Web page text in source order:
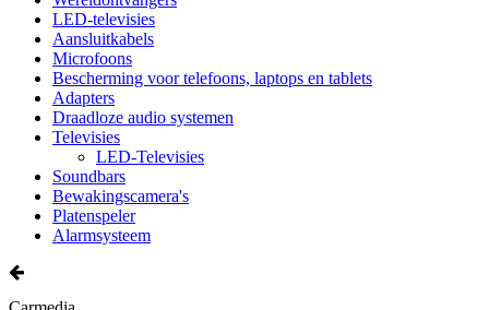
LED-televisies
Aansluitkabels
Microfoons
Bescherming voor telefoons, laptops en tablets
Adapters
Draadloze audio systemen
Televisies
LED-Televisies
Soundbars
Bewakingscamera's
Platenspeler
Alarmsysteem